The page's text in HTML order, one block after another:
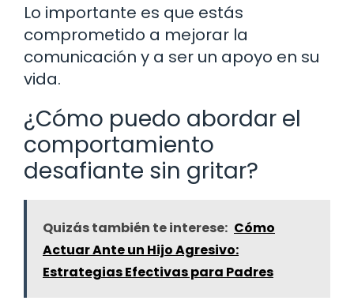
Lo importante es que estás
comprometido a mejorar la
comunicación y a ser un apoyo en su
vida.
¿Cómo puedo abordar el
comportamiento
desafiante sin gritar?
Quizás también te interese: Cómo
Actuar Ante un Hijo Agresivo:
Estrategias Efectivas para Padres